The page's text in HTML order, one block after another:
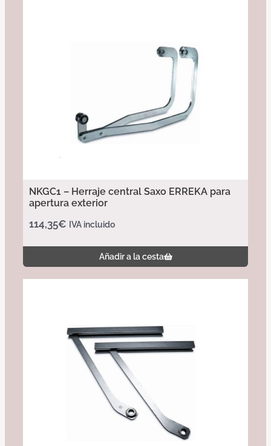
NKGC1 – Herraje central Saxo ERREKA para
apertura exterior
114,35€ IVA incluido
Añadir a la cesta